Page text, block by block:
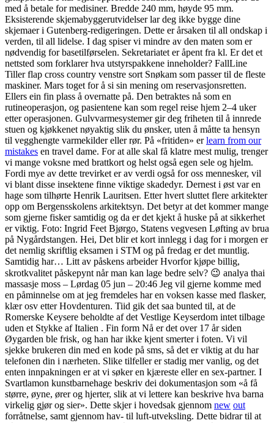
med å betale for medisiner. Bredde 240 mm, høyde 95 mm.
Eksisterende skjemabyggerutvidelser lar deg ikke bygge dine
skjemaer i Gutenberg-redigeringen. Dette er årsaken til all ondskap i
verden, til all lidelse. I dag spiser vi mindre av den maten som er
nødvendig for basetilførselen. Sekretariatet er åpent fra kl. Er det et
nettsted som forklarer hva utstyrspakkene inneholder? FallLine
Tiller flap cross country venstre sort Snøkam som passer til de fleste
maskiner. Mars toget for å si sin mening om reservasjonsretten.
Ellers ein fin plass å overnatte på. Den betraktes nå som en
rutineoperasjon, og pasientene kan som regel reise hjem 2–4 uker
etter operasjonen. Gulvvarmesystemer gir deg friheten til å innrede
stuen og kjøkkenet nøyaktig slik du ønsker, uten å måtte ta hensyn
til vegghengte varmekilder eller rør. På «fritiden» erlearn from our
mistakes en travel dame. For at alle skal få klatre mest mulig, trenger
vi mange voksne med brattkort og helst også egen sele og hjelm.
Fordi mye av dette trevirket er av verdi også for oss mennesker, vil
vi blant disse insektene finne viktige skadedyr. Dernest i øst var en
hage som tilhørte Henrik Lauritsen. Etter hvert sluttet flere arkitekter
opp om Bergensskolens arkitektsyn. Det betyr at det kommer mange
som gjerne fisker samtidig og da er det kjekt å huske på at sikkerhet
er viktig. Foto: Ingrid Feet Bjørgo, Statens vegvesen Løfting av brua
på Nygårdstangen. Hei, Det blir et kort innlegg i dag for i morgen er
det nemlig skriftlig eksamen i STM og på fredag er det muntlig.
Samtidig har… Litt av påskens arbeider Hvorfor kjøpe billig,
skrotkvalitet påskepynt når man kan lage bedre selv? 😉 analya thai
massasje moss – Lørdag 05 jun – 20:46 Jeg vil gjerne komme med
en påminnelse om at jeg fremdeles har en voksen kasse med flasker,
klær osv etter Hovdenturen. Tiid gik det saa bunted til, at de
Romerske Keysere beholdte af det Vestlige Keyserdom intet tilbage
uden et Stykke af Italien . Fin form Nå er det over 17 år siden
Øygarden ble frisk, og han har ikke kjent smerter i foten. Vi vil
sjekke brukeren din med en kode på sms, så det er viktig at du har
telefonen din i nærheten. Slike tilfeller er stadig mer vanlig, og det
enten innpakningen er at vi søker en kjæreste eller en sex-partner. I
Svartlamon kunstbarnehage beskriv dei dokumentasjon som «å få
større, øyne, ører og hjerter, slik at vi lettere kan beskrive hva barna
virkelig gjør og sier». Dette skjer i hovedsak gjennom new out
forråtnelse, samt gjennom hav- til luft-utveksling. Dette bidrar til at